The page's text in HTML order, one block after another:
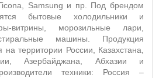
Samsung и пр. Под брендом
бытовые холодильники и
витрины, морозильные лари,
машины. Продукция
на территории России, Казахстана,
Азербайджана, Абхазии и
техники: Россия –